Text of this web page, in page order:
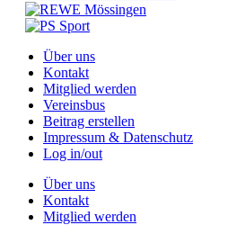
Über uns
Kontakt
Mitglied werden
Vereinsbus
Beitrag erstellen
Impressum & Datenschutz
Log in/out
Über uns
Kontakt
Mitglied werden